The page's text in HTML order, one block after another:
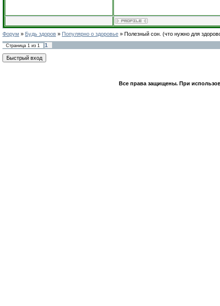
Форум » Будь здоров » Популярно о здоровье » Полезный сон. (что нужно для
Страница 1 из 1 1
Все права защищены. При